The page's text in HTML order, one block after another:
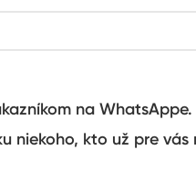
na
niekoho, kto už pre vás